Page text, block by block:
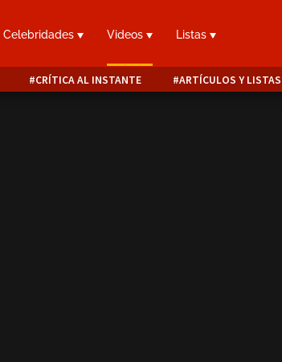
Celebridades Videos Listas
CRÍTICA AL INSTANTE ARTÍCULOS Y LISTAS